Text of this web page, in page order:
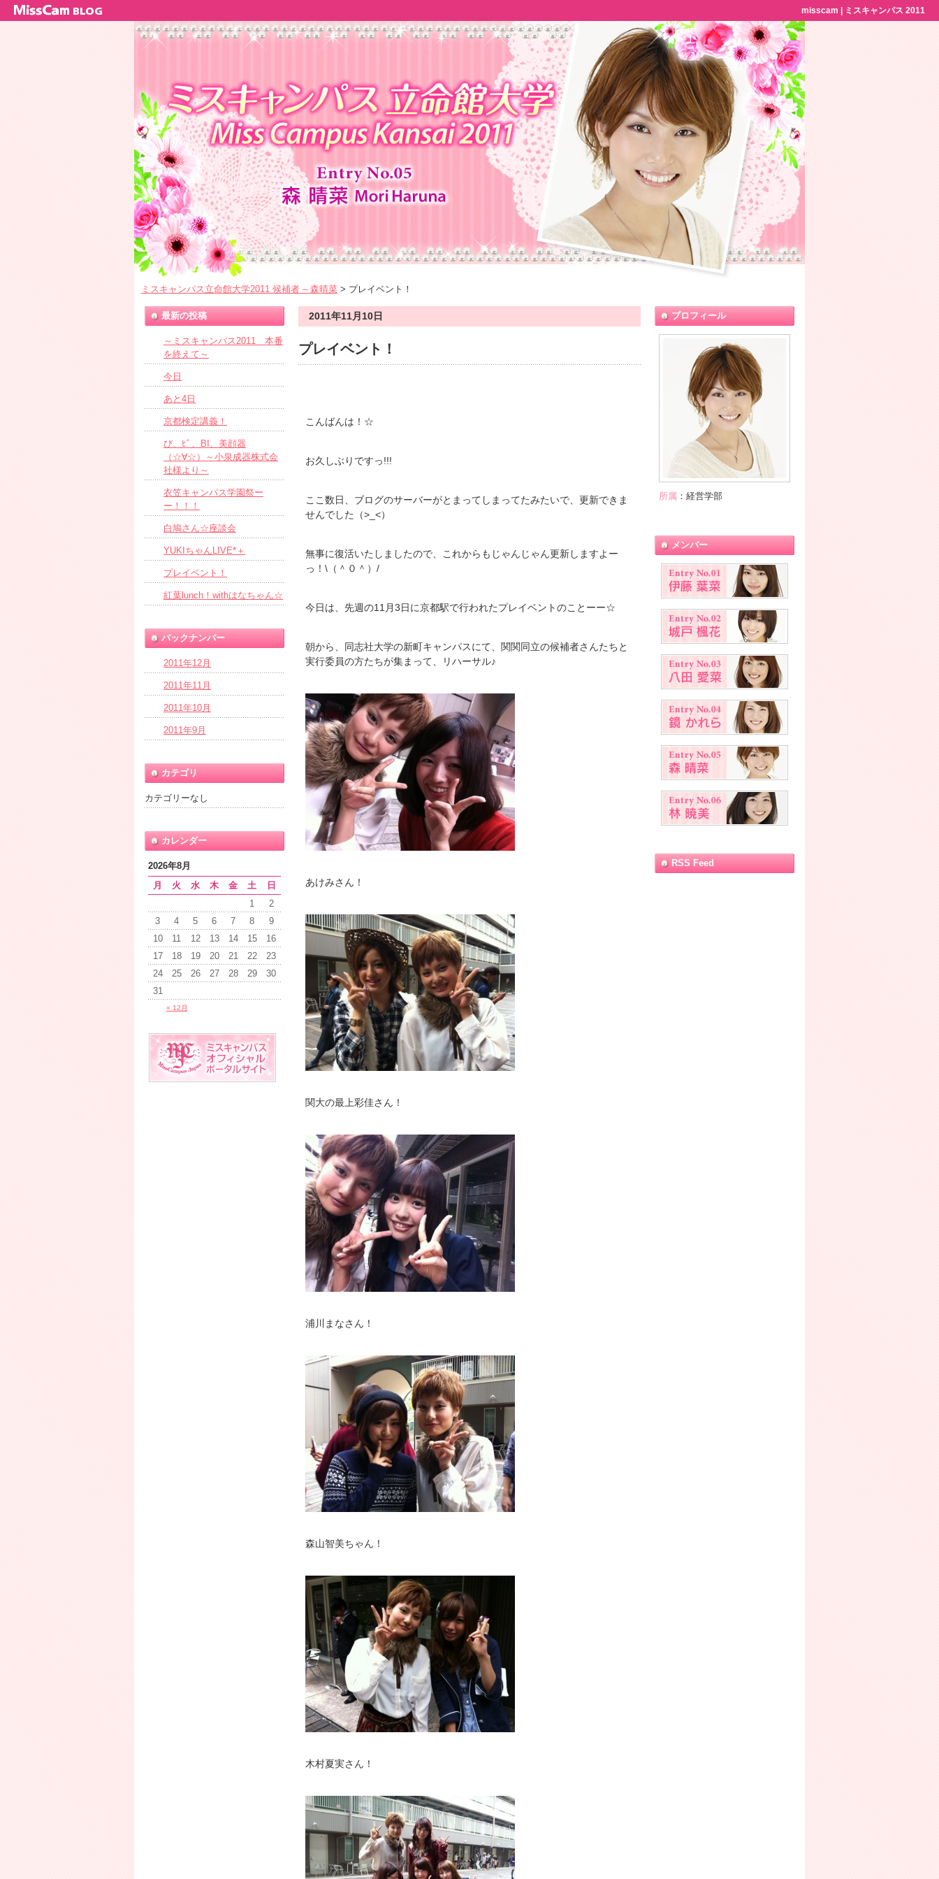
misscam | ミスキャンパス 2011
ミスキャンパス立命館大学2011 候補者 – 森晴菜 > プレイベント！
2011年11月10日
プレイベント！
こんばんは！☆
お久しぶりですっ!!!
ここ数日、ブログのサーバーがとまってしまってたみたいで、更新できま
せんでした（>_<）
無事に復活いたしましたので、これからもじゃんじゃん更新しますよー
っ！\（＾０＾）/
今日は、先週の11月3日に京都駅で行われたプレイベントのことーー☆
朝から、同志社大学の新町キャンパスにて、関関同立の候補者さんたちと
実行委員の方たちが集まって、リハーサル♪
あけみさん！
関大の最上彩佳さん！
浦川まなさん！
森山智美ちゃん！
木村夏実さん！
プロフィール
所属 ：経営学部
メンバー
RSS Feed
最新の投稿
～ミスキャンパス2011 本番
を終えて～
今日
あと4日
京都検定講義！
び、ﾋﾞ、BI、美顔器
（☆∀☆）～小泉成器株式会
社様より～
衣笠キャンパス学園祭ー
ー！！！
白鳩さん☆座談会
YUKIちゃんLIVE*＋
プレイベント！
紅葉lunch！withはなちゃん☆
バックナンバー
2011年12月
2011年11月
2011年10月
2011年9月
カテゴリ
カテゴリーなし
カレンダー
2026年8月
月
火 水 木 金 土 日
« 12月
1
2
3
4 5 6 7 8
9
10
11 12 13 14 15
16
17
18 19 20 21 22
23
24
25 26 27 28 29
30
31